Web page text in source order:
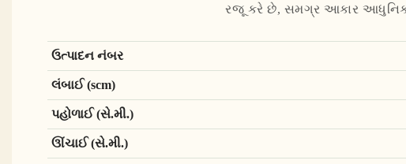
રજૂ કરે છે, સમગ્ર આકાર
ઉત્પાદન નંબર
લંબાઈ (scm)
પહોળાઈ (સે.મી.)
ઊંચાઈ (સે.મી.)